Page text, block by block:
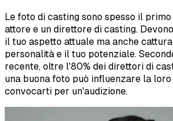
Le foto di casting sono spesso il
attore e un direttore di casting.
il tuo aspetto attuale ma anche
personalità e il tuo potenziale.
recente, oltre l'80% dei direttori di
una buona foto può influenzare la
convocarti per un'audizione.